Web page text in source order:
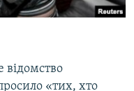
відомство
«тих, хто